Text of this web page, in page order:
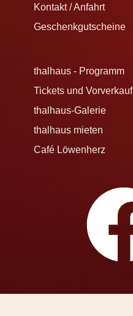
Kontakt / Anfahrt
Geschenkgutscheine
thalhaus - Programm
Tickets und Vorverkauf
thalhaus-Galerie
thalhaus mieten
Café Löwenherz